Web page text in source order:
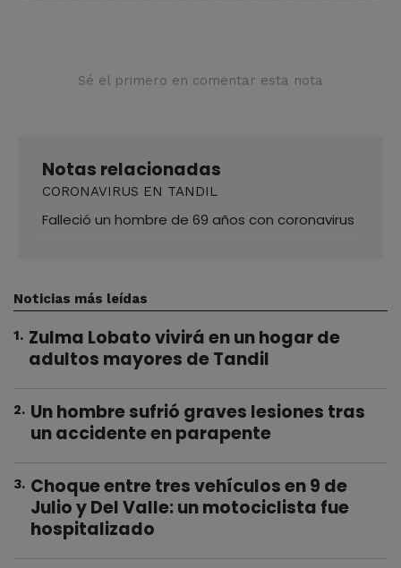
Sé el primero en comentar esta nota
Notas relacionadas
CORONAVIRUS EN TANDIL
Falleció un hombre de 69 años con coronavirus
Noticias más leídas
1. Zulma Lobato vivirá en un hogar de
adultos mayores de Tandil
2. Un hombre sufrió graves lesiones tras
un accidente en parapente
3. Choque entre tres vehículos en 9 de
Julio y Del Valle: un motociclista fue
hospitalizado